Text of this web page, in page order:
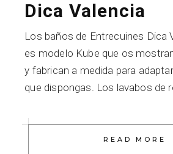
Dica Valencia
Los baños de Entrecuines Dica
es modelo Kube que os
y fabrican a medida para
que dispongas. Los lavabos de
READ MORE